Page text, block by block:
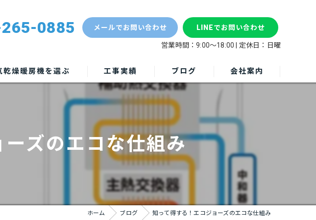
0885 メールでお問い合わせ LINEでお問い合わせ
営業時間：9:00～18:00 | 定休日：日曜
乾燥暖房機を選ぶ 工事実績 ブログ 会社案内
ズのエコな仕組み
ホーム ブログ 知って得する！エコジョーズのエコな仕組み